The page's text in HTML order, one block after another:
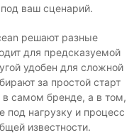
ваш сценарий.
решают разные
для предсказуемой
удобен для сложной
за простой старт
самом бренде, а в том,
под нагрузку и процесс
известности.